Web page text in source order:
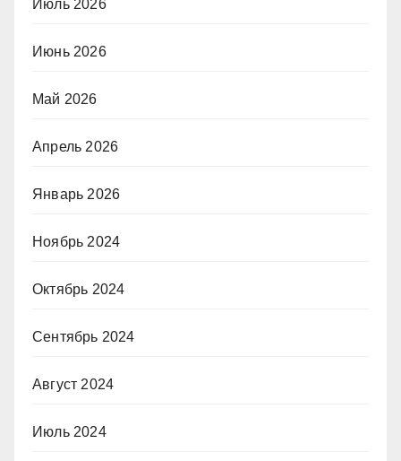
Июль 2026
Июнь 2026
Май 2026
Апрель 2026
Январь 2026
Ноябрь 2024
Октябрь 2024
Сентябрь 2024
Август 2024
Июль 2024